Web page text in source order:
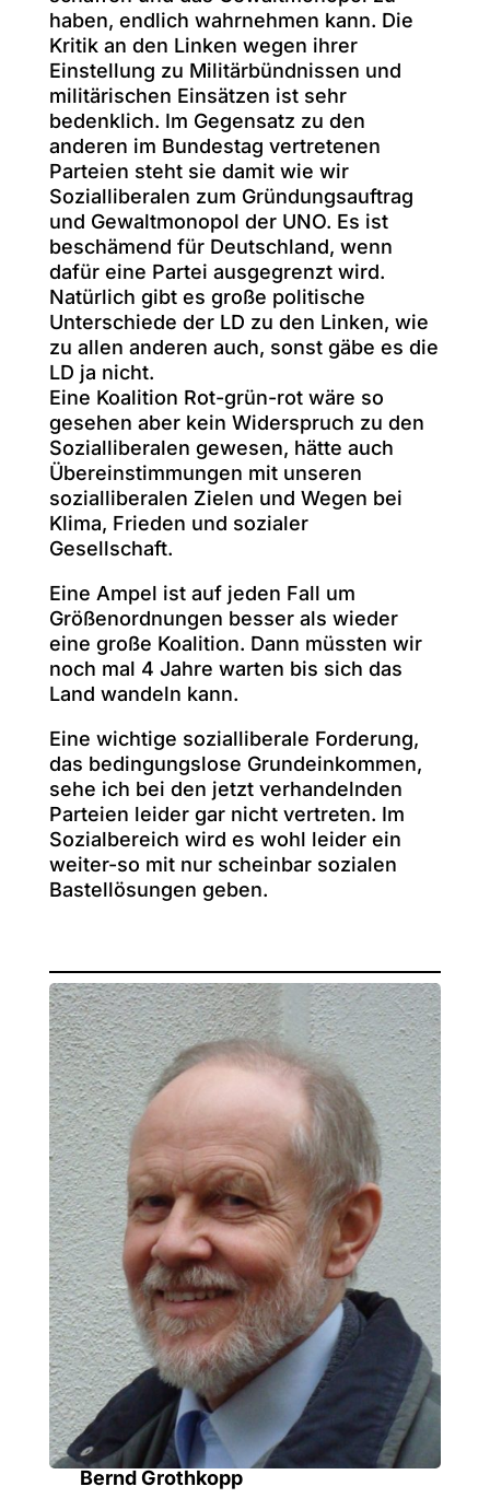
haben, endlich wahrnehmen kann. Die
Kritik an den Linken wegen ihrer
Einstellung zu Militärbündnissen und
militärischen Einsätzen ist sehr
bedenklich. Im Gegensatz zu den
anderen im Bundestag vertretenen
Parteien steht sie damit wie wir
Sozialliberalen zum Gründungsauftrag
und Gewaltmonopol der UNO. Es ist
beschämend für Deutschland, wenn
dafür eine Partei ausgegrenzt wird.
Natürlich gibt es große politische
Unterschiede der LD zu den Linken, wie
zu allen anderen auch, sonst gäbe es die
LD ja nicht.
Eine Koalition Rot-grün-rot wäre so
gesehen aber kein Widerspruch zu den
Sozialliberalen gewesen, hätte auch
Übereinstimmungen mit unseren
sozialliberalen Zielen und Wegen bei
Klima, Frieden und sozialer
Gesellschaft.
Eine Ampel ist auf jeden Fall um
Größenordnungen besser als wieder
eine große Koalition. Dann müssten wir
noch mal 4 Jahre warten bis sich das
Land wandeln kann.
Eine wichtige sozialliberale Forderung,
das bedingungslose Grundeinkommen,
sehe ich bei den jetzt verhandelnden
Parteien leider gar nicht vertreten. Im
Sozialbereich wird es wohl leider ein
weiter-so mit nur scheinbar sozialen
Bastellösungen geben.
Bernd Grothkopp